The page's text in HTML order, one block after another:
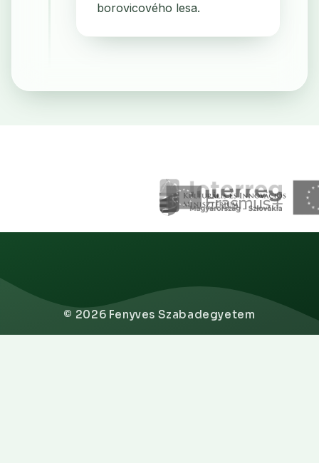
borovicového lesa.
© 2026 Fenyves Szabadegyetem